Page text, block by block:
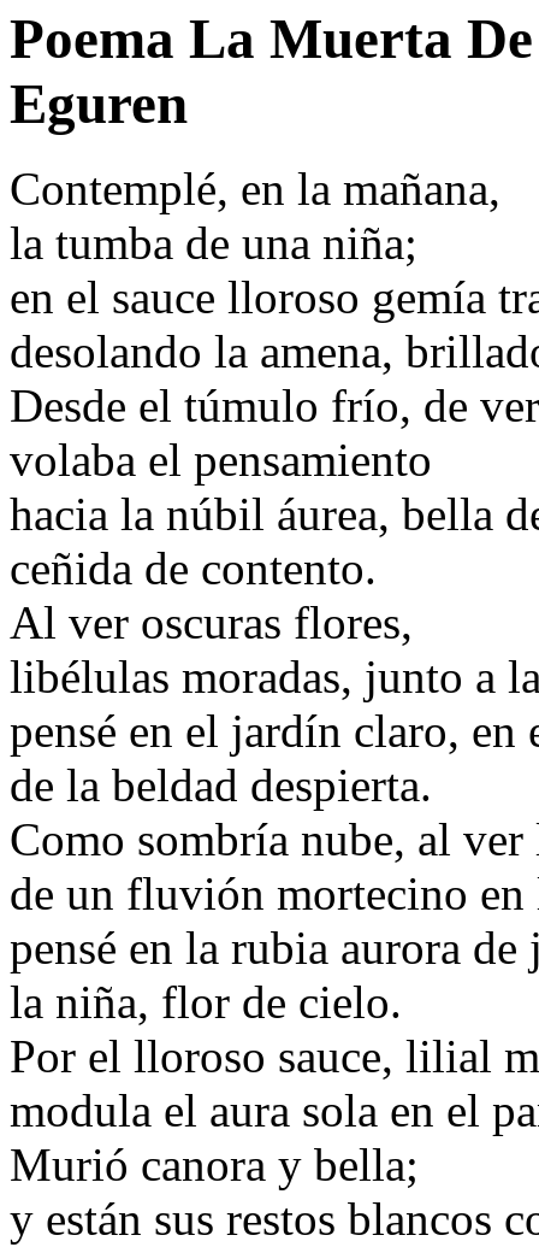
Poema La Muerta
Eguren
Contemplé, en la mañana,
la tumba de una niña;
en el sauce lloroso gemía
desolando la amena,
Desde el túmulo frío, de
volaba el pensamiento
hacia la núbil áurea, bella
ceñida de contento.
Al ver oscuras flores,
libélulas moradas, junto a
pensé en el jardín claro, en
de la beldad despierta.
Como sombría nube, al ver
de un fluvión mortecino en
pensé en la rubia aurora
la niña, flor de cielo.
Por el lloroso sauce, lilial
modula el aura sola en el
Murió canora y bella;
y están sus restos blancos